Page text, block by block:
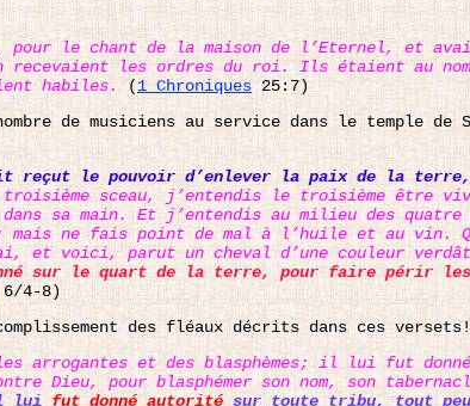
le chant de la maison de l’Eternel, et
recevaient les ordres du roi. Ils étaient au
habiles.(1 Chroniques 25:7)
de musiciens au service dans le
reçut le pouvoir d’enlever la paix de la terre,
sceau, j’entendis le troisième être
sa main. Et j’entendis au milieu des
mais ne fais point de mal à l’huile et au vin.
et voici, parut un cheval d’une couleur
sur le quart de la terre, pour faire périr les
6/4-8)
des fléaux décrits dans ces versets!
et des blasphèmes; il lui fut donné
Dieu, pour blasphémer son nom, son
lui fut donné autorité sur toute tribu, tout